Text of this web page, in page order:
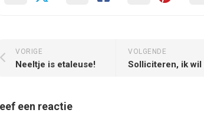
VOLGENDE
VORIGE
Neeltje is etaleuse!
een reactie